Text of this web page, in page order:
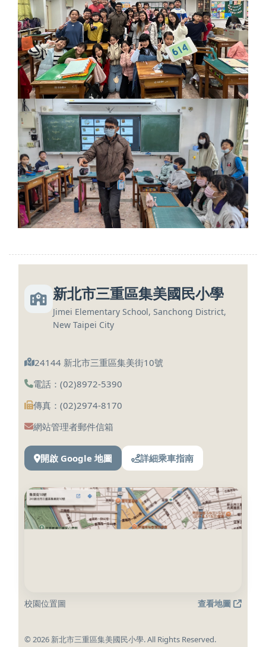
新北市三重區集美國民小學
Jimei Elementary School, Sanchong District,
New Taipei City
24144 新北市三重區集美街10號
電話：(02)8972-5390
傳真：(02)2974-8170
網站管理者郵件信箱
開啟 Google 地圖 詳細乘車指南
校園位置圖 查看地圖
© 2026 新北市三重區集美國民小學. All Rights Reserved.